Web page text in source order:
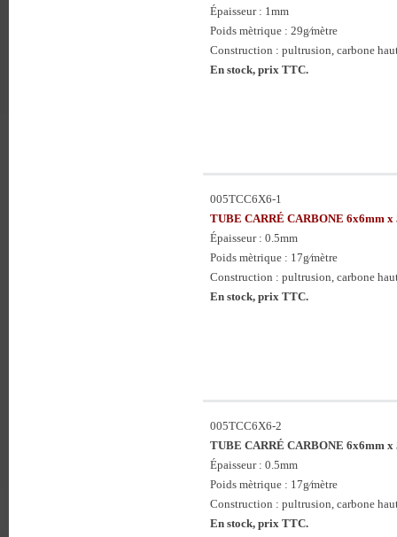
Épaisseur : 1mm
Poids mètrique : 29g⁄mètre
Construction : pultrusion, carbone
En stock, prix TTC.
005TCC6X6-1
TUBE CARRÉ CARBONE 6x6mm
Épaisseur : 0.5mm
Poids mètrique : 17g⁄mètre
Construction : pultrusion, carbone
En stock, prix TTC.
005TCC6X6-2
TUBE CARRÉ CARBONE 6x6mm
Épaisseur : 0.5mm
Poids mètrique : 17g⁄mètre
Construction : pultrusion, carbone
En stock, prix TTC.